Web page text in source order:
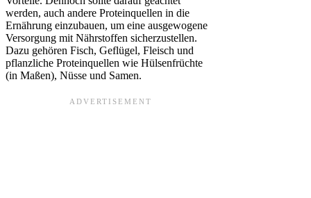
werden, auch andere Proteinquellen in die
Ernährung einzubauen, um eine ausgewogene
Versorgung mit Nährstoffen sicherzustellen.
Dazu gehören Fisch, Geflügel, Fleisch und
pflanzliche Proteinquellen wie Hülsenfrüchte
(in Maßen), Nüsse und Samen.